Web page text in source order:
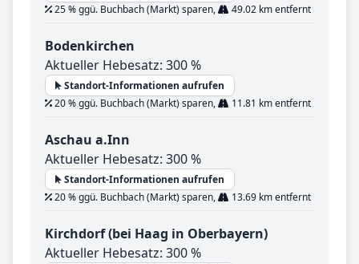
25 % ggü. Buchbach (Markt) sparen,
49.02 km entfernt
Bodenkirchen
Aktueller Hebesatz: 300 %
Standort-Informationen aufrufen
20 % ggü. Buchbach (Markt) sparen,
11.81 km entfernt
Aschau a.Inn
Aktueller Hebesatz: 300 %
Standort-Informationen aufrufen
20 % ggü. Buchbach (Markt) sparen,
13.69 km entfernt
Kirchdorf (bei Haag in Oberbayern)
Aktueller Hebesatz: 300 %